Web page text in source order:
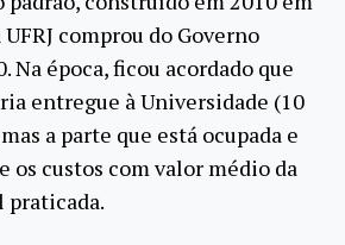
comprou do Governo
Na época, ficou acordado que
entregue à Universidade (10
a parte que está ocupada e
os custos com valor médio da
praticada.